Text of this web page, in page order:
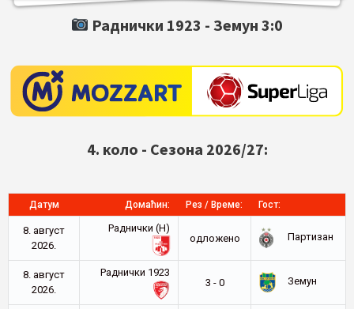
Раднички 1923 -Земун 3:0
4. коло - Сезона 2026/27:
Датум Домаћин: Рез / Време: Гост:
8. август
2026.
Раднички (Н)
oдложено
Партизан
8. август
2026.
Раднички 1923
3 - 0
Земун